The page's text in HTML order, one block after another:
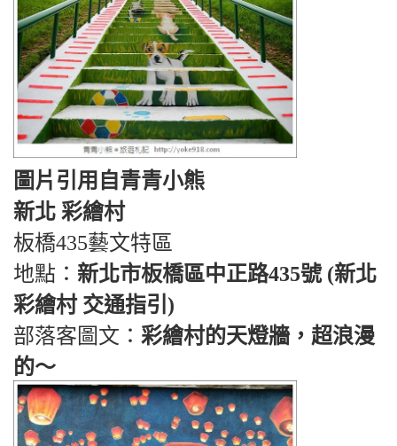
圖片引用自青青小熊
新北 彩繪村
板橋435藝文特區
地點： 新北市板橋區中正路435號 (新北
彩繪村 交通指引)
部落客圖文： 彩繪村的天燈牆，超浪漫
的～